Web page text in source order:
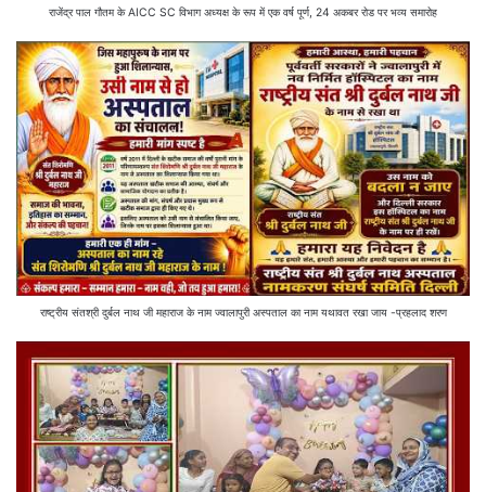
राजेंद्र पाल गौतम के AICC SC विभाग अध्यक्ष के रूप में एक वर्ष पूर्ण, 24 अकबर रोड पर भव्य समारोह
राष्ट्रीय संतश्री दुर्बल नाथ जी महाराज के नाम ज्वालापुरी अस्पताल का नाम यथावत रखा जाय -प्रहलाद शरण